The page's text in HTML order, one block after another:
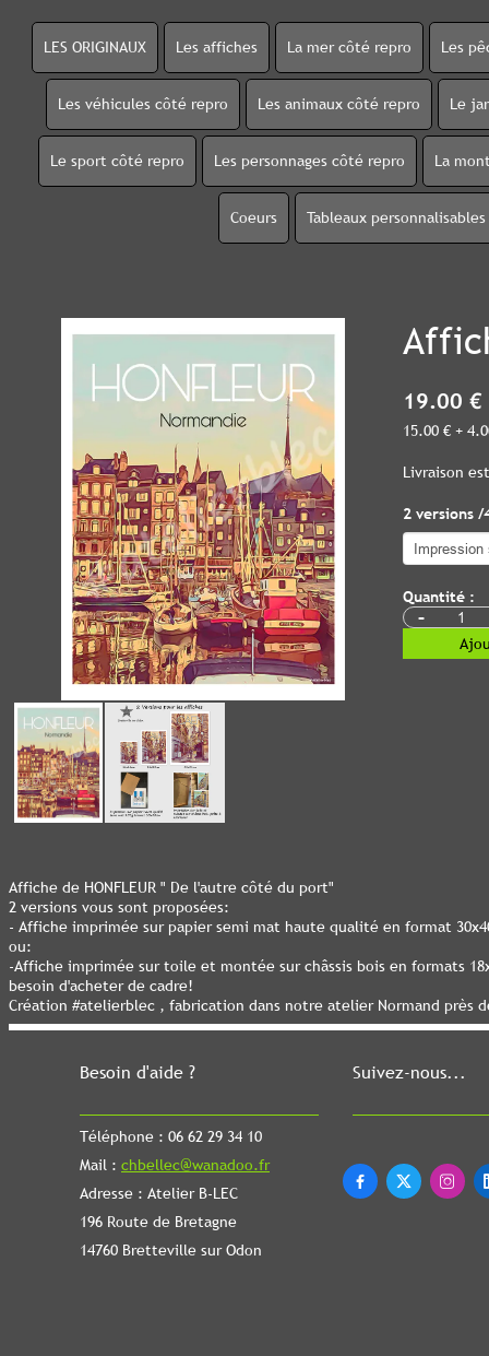
Besoin d'aide ?
Téléphone : 06 62 29 34 10
Mail : chbellec@wanadoo.fr
Adresse : Atelier B-LEC
196 Route de Bretagne
14760 Bretteville sur Odon
Suivez-nous...
  
LES ORIGINAUX Les affiches La mer côté repro Les
Les véhicules côté repro Les animaux côté repro Le
Le sport côté repro Les personnages côté repro La
Coeurs Tableaux personnalisables
19.00 €
15.00 € +
Livraison
2 versions
Quantité :
-
Affiche de HONFLEUR " De l'autre côté du port"
2 versions vous sont proposées:
- Affiche imprimée sur papier semi mat haute qualité en format
ou:
-Affiche imprimée sur toile et montée sur châssis bois en formats
besoin d'acheter de cadre!
Création #atelierblec , fabrication dans notre atelier Normand près